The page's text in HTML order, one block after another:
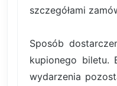
szczegółami
Sposób
kupionego biletu.
wydarzenia